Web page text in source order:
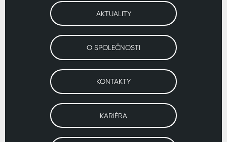
AKTUALITY
O SPOLEČNOSTI
KONTAKTY
KARIÉRA